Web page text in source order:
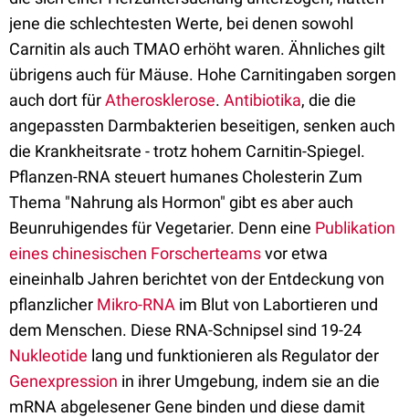
jene die schlechtesten Werte, bei denen sowohl
Carnitin als auch TMAO erhöht waren. Ähnliches gilt
übrigens auch für Mäuse. Hohe Carnitingaben sorgen
auch dort fürAtherosklerose. Antibiotika, die die
angepassten Darmbakterien beseitigen, senken auch
die Krankheitsrate - trotz hohem Carnitin-Spiegel.
Pflanzen-RNA steuert humanes Cholesterin Zum
Thema "Nahrung als Hormon" gibt es aber auch
Beunruhigendes für Vegetarier. Denn eine Publikation
eines chinesischen Forscherteamsvor etwa
eineinhalb Jahren berichtet von der Entdeckung von
pflanzlicher Mikro-RNA im Blut von Labortieren und
dem Menschen. Diese RNA-Schnipsel sind 19-24
Nukleotide lang und funktionieren als Regulator der
Genexpression in ihrer Umgebung, indem sie an die
mRNA abgelesener Gene binden und diese damit